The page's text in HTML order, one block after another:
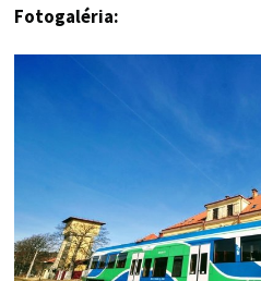
Fotogaléria: